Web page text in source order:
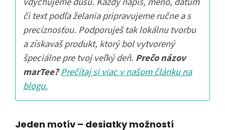
či text podľa želania pripravujeme ručne a s
precíznosťou. Podporuješ tak lokálnu tvorbu
a získavaš produkt, ktorý bol vytvorený
špeciálne pre tvoj veľký deň. Prečo názov
marTee?Prečítaj si viac v našom článku na
blogu.
Jeden motív – desiatky možností